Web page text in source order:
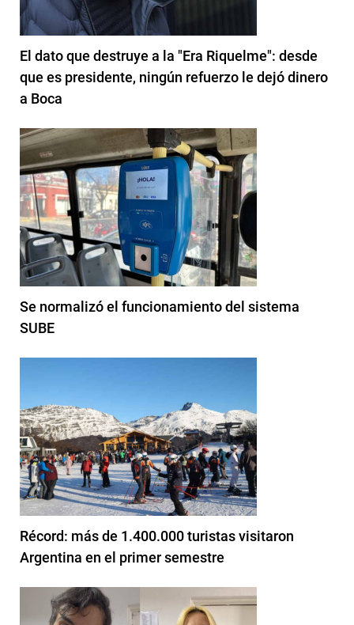
El dato que destruye a la "Era Riquelme": desde
que es presidente, ningún refuerzo le dejó dinero
a Boca
Se normalizó el funcionamiento del sistema
SUBE
Récord: más de 1.400.000 turistas visitaron
Argentina en el primer semestre